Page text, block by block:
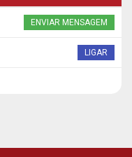
ENVIAR MENSAGEM
LIGAR